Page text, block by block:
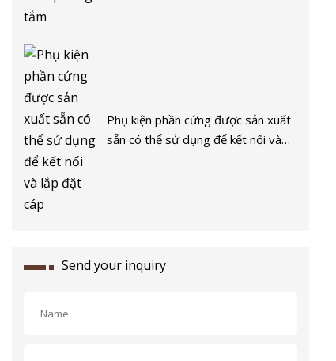
Phụ kiện phần cứng được sản xuất
sẵn có thể sử dụng để kết nối và
Send your inquiry